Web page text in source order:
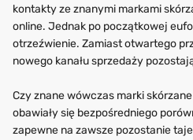
kontakty ze znanymi markami
online. Jednak po początkowej
otrzeźwienie. Zamiast otwartego
nowego kanału sprzedaży
Czy znane wówczas marki
obawiały się bezpośredniego
zapewne na zawsze pozostanie